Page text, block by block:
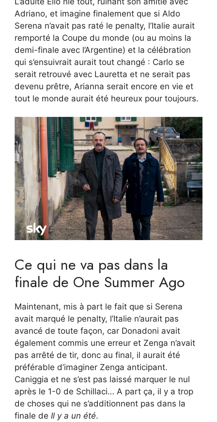
Adriano, et imagine finalement que si Aldo
Serena n’avait pas raté le penalty, l’Italie aurait
remporté la Coupe du monde (ou au moins la
demi-finale avec l’Argentine) et la célébration
qui s’ensuivrait aurait tout changé : Carlo se
serait retrouvé avec Lauretta et ne serait pas
devenu prêtre, Arianna serait encore en vie et
tout le monde aurait été heureux pour toujours.
Ce qui ne va pas dans la
finale de One Summer Ago
Maintenant, mis à part le fait que si Serena
avait marqué le penalty, l’Italie n’aurait pas
avancé de toute façon, car Donadoni avait
également commis une erreur et Zenga n’avait
pas arrêté de tir, donc au final, il aurait été
préférable d’imaginer Zenga anticipant.
Caniggia et ne s’est pas laissé marquer le nul
après le 1-0 de Schillaci… A part ça, il y a trop
de choses qui ne s’additionnent pas dans la
finale de Il y a un été.